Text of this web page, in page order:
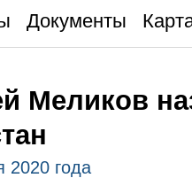
Документы
Меликов
2020 года